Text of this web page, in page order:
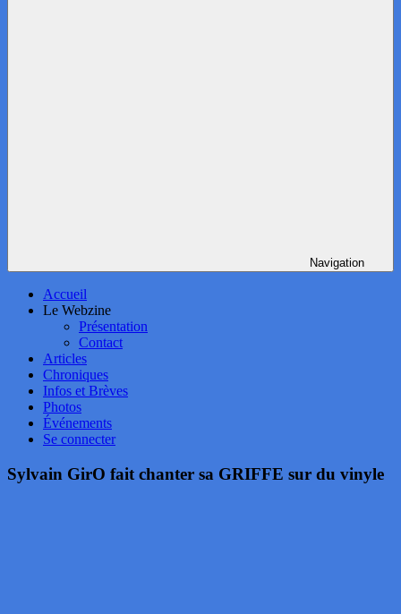
Navigation
Accueil
Le Webzine
Présentation
Contact
Articles
Chroniques
Infos et Brèves
Photos
Événements
Se connecter
Sylvain GirO fait chanter sa GRIFFE sur du vinyle